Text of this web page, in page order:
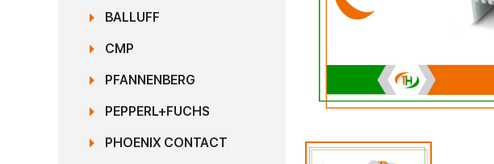
BALLUFF
CMP
PFANNENBERG
PEPPERL+FUCHS
PHOENIX CONTACT